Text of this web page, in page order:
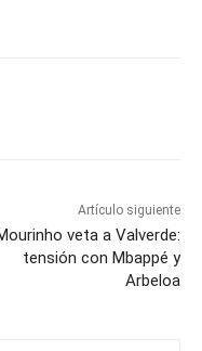
Artículo siguiente
veta a Valverde:
tensión con Mbappé y
Arbeloa